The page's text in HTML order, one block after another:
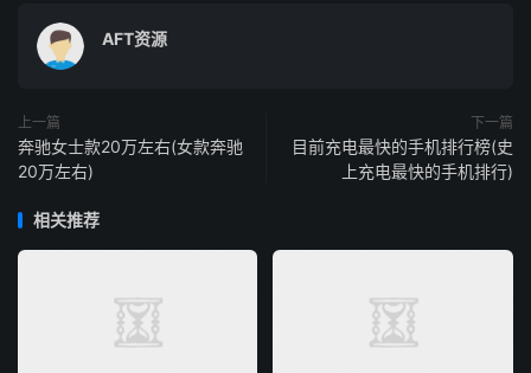
AFT资源
上一篇
奔驰女士款20万左右(女款奔驰
20万左右)
下一篇
目前充电最快的手机排行榜(史
上充电最快的手机排行)
相关推荐